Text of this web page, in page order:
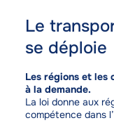
Le
se déploie
Corps
Les régions et
à la demande.
La loi donne aux
compétence dans